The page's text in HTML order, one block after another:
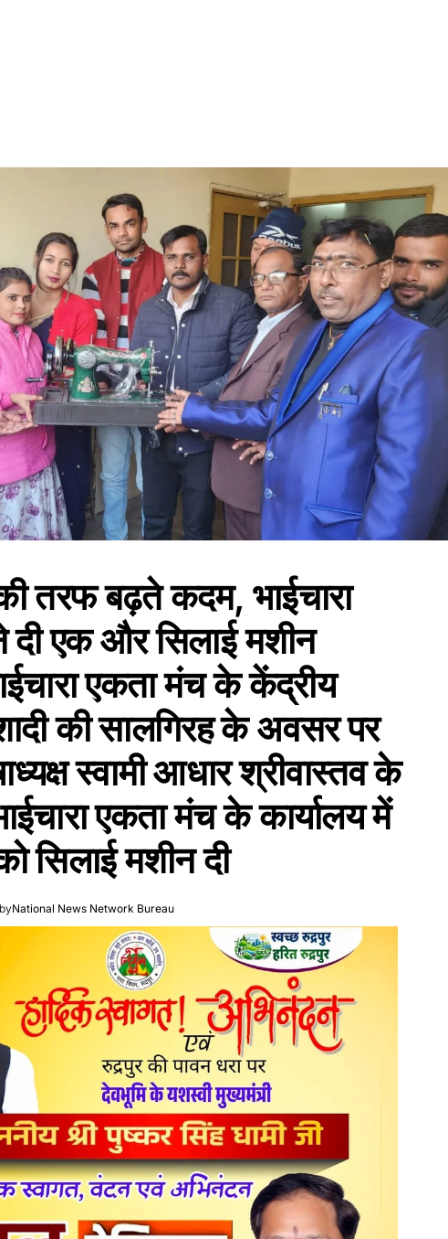
तरफ बढ़ते कदम, भाईचारा
एक और सिलाई मशीन
एकता मंच के केंद्रीय
की सालगिरह के अवसर पर
स्वामी आधार श्रीवास्तव के
एकता मंच के कार्यालय में
सिलाई मशीन दी
byNational News Network Bureau